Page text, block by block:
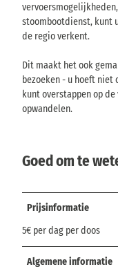
stoombootdienst, kunt
de regio verkent.
Dit maakt het ook
bezoeken - u hoeft niet
kunt overstappen op
opwandelen.
Goed om te
Prijsinformatie
5€ per dag per doos
Algemene informatie